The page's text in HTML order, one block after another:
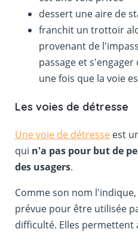
dessert une aire de
franchit un trottoir
provenant de
passage et
une fois que la voie
Les voies de détresse
Une voie de détresseest
qui n'a pas pour but de
des usagers.
Comme son nom
prévue pour être utilisée
difficulté. Elles